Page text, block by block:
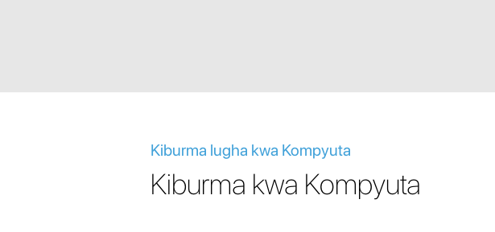
Kiburma lugha kwa Kompyuta
Kiburma kwa Kompyuta